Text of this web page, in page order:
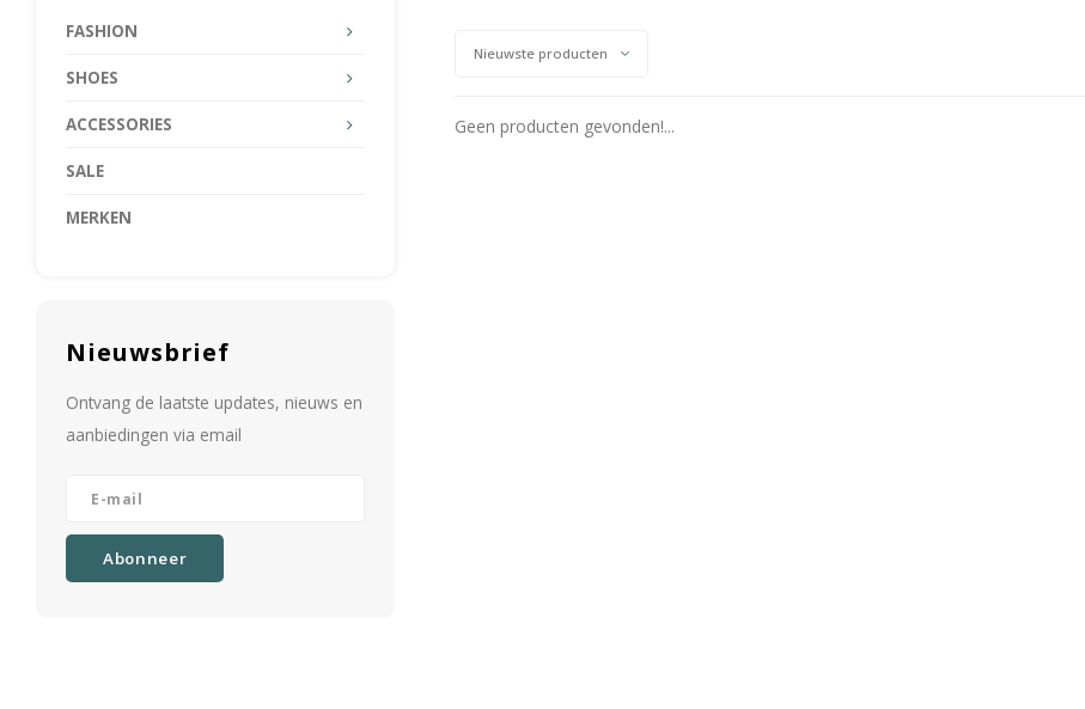
FASHION
SHOES
ACCESSORIES
SALE
MERKEN
Nieuwsbrief
Ontvang de laatste updates, nieuws en
aanbiedingen via email
Abonneer
Nieuwste producten
Geen producten gevonden!...